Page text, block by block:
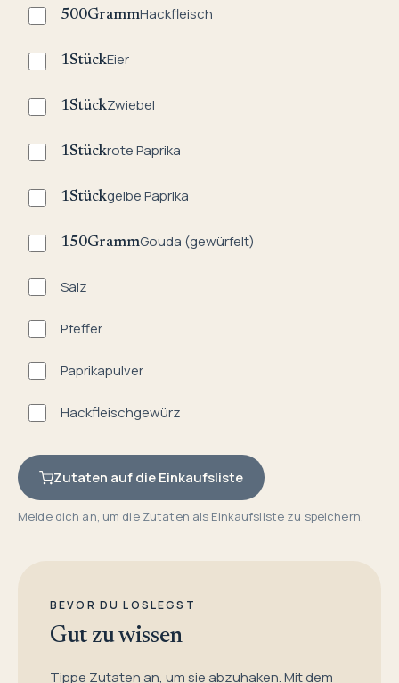
500GrammHackfleisch
1StückEier
1StückZwiebel
1Stückrote Paprika
1Stückgelbe Paprika
150GrammGouda (gewürfelt)
Salz
Pfeffer
Paprikapulver
Hackfleischgewürz
Zutaten auf die Einkaufsliste
Melde dich an, um die Zutaten als Einkaufsliste zu speichern.
BEVOR DU LOSLEGST
Gut zu wissen
Tippe Zutaten an, um sie abzuhaken. Mit dem